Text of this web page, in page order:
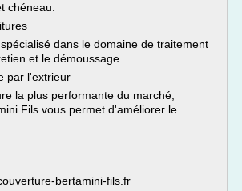
chéneau.
dans le domaine de traitement
et le démoussage.
par l'extrieur
la plus performante du marché,
Fils vous permet d'améliorer le
bertamini-fils.fr